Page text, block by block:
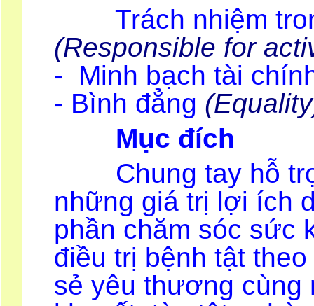
Trách nhiệm
(Responsible for
- Minh bạch tài
- Bình đẳng
Mục đích
Chung tay hỗ trợ
những giá trị lợi ích
phần chăm sóc sức
điều trị bệnh tật
sẻ yêu thương